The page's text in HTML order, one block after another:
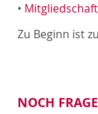
• Mitgliedschaft
Zu Beginn ist
NOCH